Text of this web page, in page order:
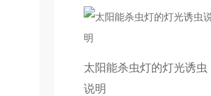
太阳能杀虫灯的灯光诱虫
说明